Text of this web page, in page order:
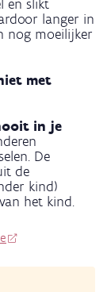
en slikt
langer in
nog moeilijker
met
in je
De
de
kind)
het kind.